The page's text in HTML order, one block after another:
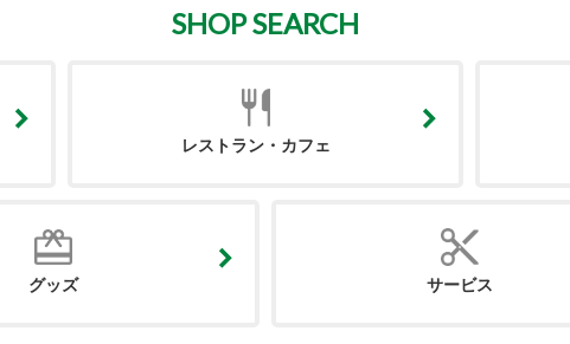
SHOP SEARCH
レストラン・カフェ
グッズ サービス